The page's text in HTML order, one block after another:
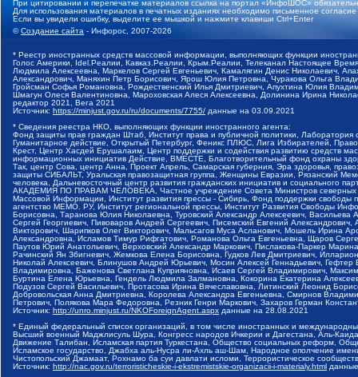
При цитировании и перепечатке материалов ссылка на портал «ИнфоШОС»
Для использования материалов в печатных изданиях необходимо письменное
Если вы увидели ошибку, выделите ее мышкой и нажмите клавиши Ctrl+Enter
©Создание сайта - Инфорос, 2007-2026
* Реестр иностранных средств массовой информации, выполняющих функции
Голос Америки, Idel.Реалии, Кавказ.Реалии, Крым.Реалии, Телеканал Настоящее
Людмила Алексеевна, Маркелов Сергей Евгеньевич, Камалягин Денис Николаевич,
Александрович, Маняхин Петр Борисович, Ярош Юлия Петровна, Чуракова Ольга
Гройсман Софья Романовна, Рождественский Илья Дмитриевич, Апухтина Юлия
Шмагун Олеся Валентиновна, Мароховская Алеся Алексеевна, Долинина Ирина
редактор 2021, Вега 2021
Источник: https://minjust.gov.ru/ru/documents/7755/ данные на 03.09.2021
* Сведения реестра НКО, выполняющих функции иностранного агента:
Фонд защиты прав граждан Штаб, Институт права и публичной политики,
Гуманитарное действие, Открытый Петербург, Феникс ПЛЮС, Лига Избирателей,
Крест, Центр Хасдей Ерушалаим, Центр поддержки и содействия развитию средств
информационных инициатив Действие, ВМЕСТЕ, Благотворительный фонд охраны
Так, центр Сова, центр Анна, Проект Апрель, Самарская губерния, Эра здоровья,
защиты СИБАЛЬТ, Уральская правозащитная группа, Женщины Евразии, Рязанский
человека, Дальневосточный центр развития гражданских инициатив и социального
АКАДЕМИЯ ПО ПРАВАМ ЧЕЛОВЕКА, Частное учреждение Совета Министров северных
Массовой Информации, Институт развития прессы - Сибирь, Фонд поддержки
агентство МЕМО. РУ, Институт региональной прессы, Институт Развития Свободы
Борисовна, Таранова Юлия Николаевна, Туровский Александр Алексеевич,
Сергей Георгиевич, Пивоваров Андрей Сергеевич, Писемский Евгений
Викторович, Шарипков Олег Викторович, Мальсагов Муса Асланович, Мошель Ирина
Александровна, Исламов Тимур Рифгатович, Романова Ольга Евгеньевна, Щаров
Паутов Юрий Анатольевич, Верховский Александр Маркович, Пислакова-Паркер
Рачинский Ян Збигневич, Жемкова Елена Борисовна, Гудков Лев Дмитриевич,
Николай Алексеевич, Блинушов Андрей Юрьевич, Мосин Алексей Геннадьевич,
Владимировна, Баженова Светлана Куприяновна, Исаев Сергей Владимирович,
Буртина Елена Юрьевна, Гендель Людмила Залмановна, Кокорина Екатерина
Подузов Сергей Васильевич, Протасова Ирина Вячеславовна, Литинский Леонид
Добровольская Анна Дмитриевна, Королева Александра Евгеньевна, Смирнов
Петрович, Полякова Мара Федоровна, Резник Генри Маркович, Захаров Герман
Источник: http://unro.minjust.ru/NKOForeignAgent.aspx данные на 28.08.2021
* Единый федеральный список организаций, в том числе иностранных и
Высший военный Маджлисуль Шура, Конгресс народов Ичкерии и Дагестана, Аль-
Движение Талибан, Исламская партия Туркестана, Общество социальных реформ,
Исламское государство, Джабха аль-Нусра ли-Ахль аш-Шам, Народное ополчение
Чистопольский Джамаат, Рохнамо ба суи давлати исломи, Террористическое
Источник: http://nac.gov.ru/terroristicheskie-i-ekstremistskie-organizacii-i-materialy.html